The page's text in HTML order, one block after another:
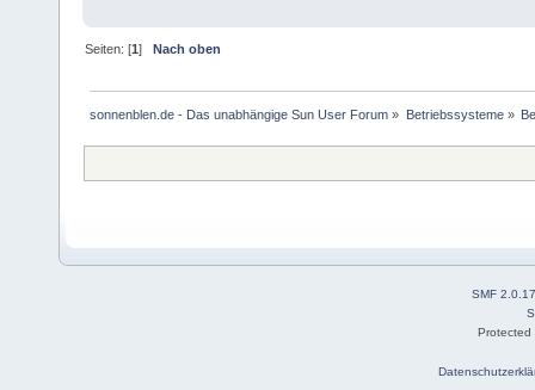
Seiten: [1]Nach oben
sonnenblen.de - Das unabhängige Sun User Forum » Betriebssysteme»
SMF 2.0.17